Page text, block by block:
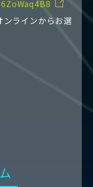
ラインからお選